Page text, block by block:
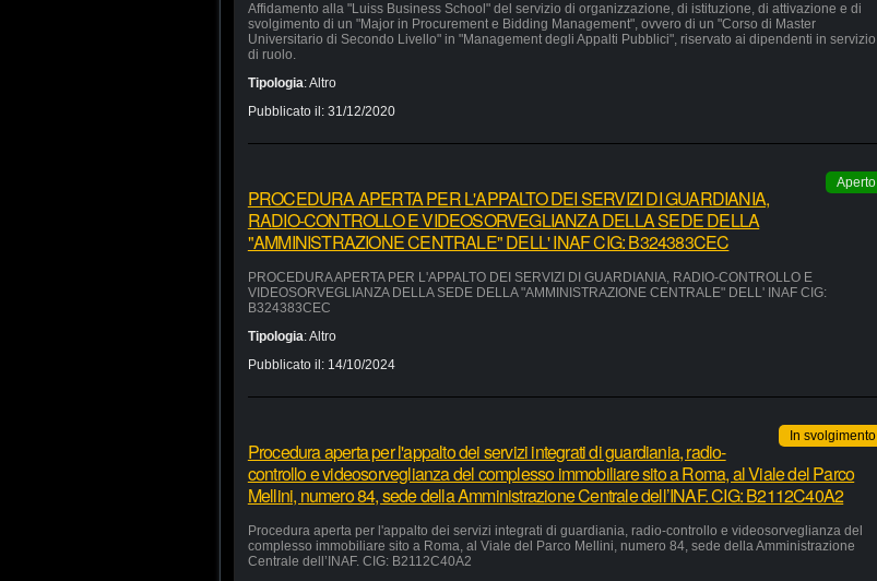
Affidamento alla "Luiss Business School" del servizio di organizzazione, di istituzione, di attivazione e di
svolgimento di un "Major in Procurement e Bidding Management", ovvero di un "Corso di Master
Universitario di Secondo Livello" in "Management degli Appalti Pubblici", riservato ai dipendenti in servizio
di ruolo.
Tipologia:Altro
Pubblicato il: 31/12/2020
Aperto
PROCEDURA APERTA PER L'APPALTO DEI SERVIZI DI GUARDIANIA,
RADIO-CONTROLLO E VIDEOSORVEGLIANZA DELLA SEDE DELLA
"AMMINISTRAZIONE CENTRALE" DELL' INAF CIG: B324383CEC
PROCEDURA APERTA PER L'APPALTO DEI SERVIZI DI GUARDIANIA, RADIO-CONTROLLO E
VIDEOSORVEGLIANZA DELLA SEDE DELLA "AMMINISTRAZIONE CENTRALE" DELL' INAF CIG:
B324383CEC
Tipologia:Altro
Pubblicato il: 14/10/2024
In svolgimento
Procedura aperta per l'appalto dei servizi integrati di guardiania, radio-
controllo e videosorveglianza del complesso immobiliare sito a Roma, al Viale del Parco
Mellini, numero 84, sede della Amministrazione Centrale dell’INAF. CIG: B2112C40A2
Procedura aperta per l'appalto dei servizi integrati di guardiania, radio-controllo e videosorveglianza del
complesso immobiliare sito a Roma, al Viale del Parco Mellini, numero 84, sede della Amministrazione
Centrale dell’INAF. CIG: B2112C40A2